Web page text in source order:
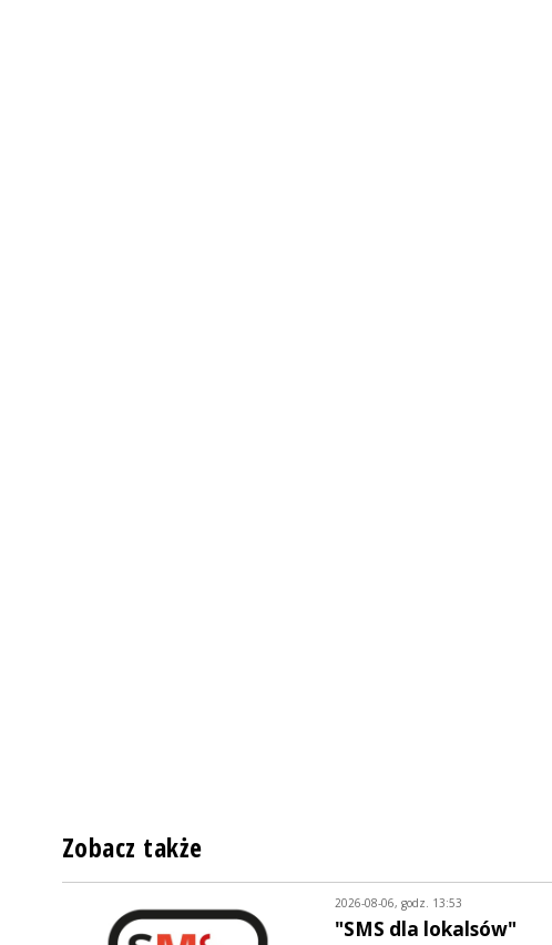
Zobacz także
2026-08-06, godz. 13:53
"SMS dla lokalsów"